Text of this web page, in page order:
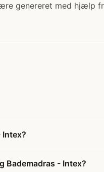
genereret med hjælp
Intex?
Bademadras - Intex?